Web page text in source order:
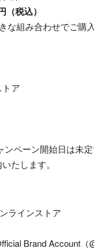
税込）
な組み合わせでご購
ア
ンペーン開始日は未
たします。
ラインストア
Brand Account（